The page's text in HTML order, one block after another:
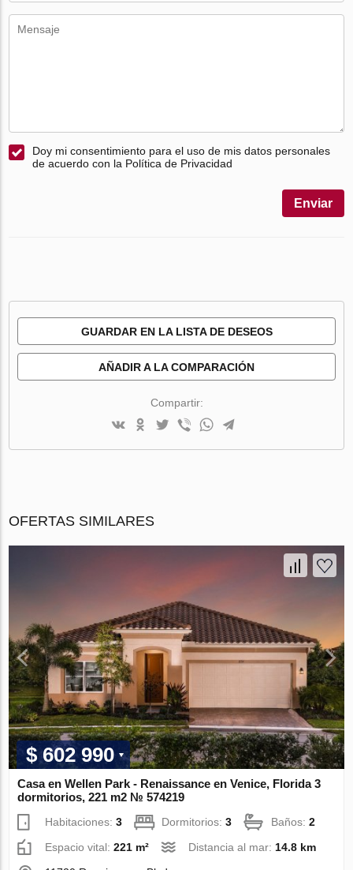
Doy mi consentimiento para el uso de mis datos personales
de acuerdo con la Política de Privacidad
Enviar
GUARDAR EN LA LISTA DE DESEOS
AÑADIR A LA COMPARACIÓN
Compartir:
OFERTAS SIMILARES
$ 602 990
Casa en Wellen Park - Renaissance en Venice, Florida 3
dormitorios, 221 m2 № 574219
Habitaciones:3 Dormitorios:3 Baños:2
Espacio vital:221 m² Distancia al mar:14.8 km